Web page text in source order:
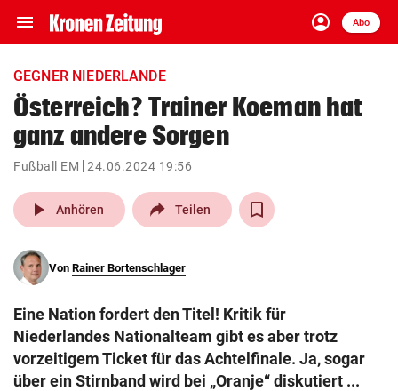
menu Navigation
ein-/ausklappen
account_circle
Anmelden
Abo
close Schließen
account_circle Anmelden
pin_drop
Wien arrow_right
search
eingeben
GEGNER NIEDERLANDE
Österreich? Trainer Koeman hat
ganz andere Sorgen
Fußball EM 24.06.2024 19:56
play_arrow Anhören Teilen
Von Rainer Bortenschlager
Eine Nation fordert den Titel! Kritik für
Niederlandes Nationalteam gibt es aber trotz
vorzeitigem Ticket für das Achtelfinale. Ja, sogar
über ein Stirnband wird bei „Oranje“ diskutiert ...